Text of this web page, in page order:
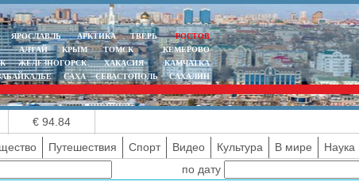
ЯРОСЛАВЛЬ АРКТИКА ТВЕРЬ
РОСТОВ
АЛТАЙ КРЫМ ТОМСК
КЕМЕРОВО
ЖЕЛЕЗНОГОРСК ХАКАСИЯ
КАМЧАТКА
САХА СЕВАСТОПОЛЬ САХАЛИН
€ 94.84
Путешествия Спорт Видео Культура В мире
Наука
по дату